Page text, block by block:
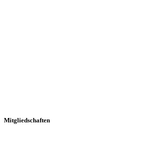
Mitgliedschaften